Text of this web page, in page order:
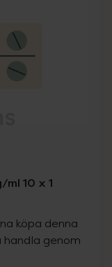
10 x 1
köpa denna
handla genom